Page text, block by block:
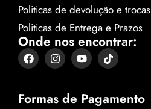
Politicas de devolução e trocas
Politicas de Entrega e Prazos
Onde nos encontrar:
Formas de Pagamento